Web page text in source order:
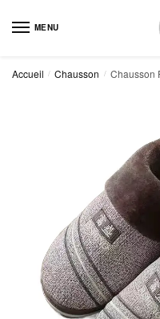
MENU
Accueil / Chausson / Chausson